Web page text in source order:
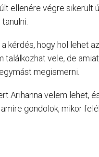
ellenére végre sikerült
kérdés, hogy hol lehet
találkozhat vele, de
megismerni.
Arihanna velem lehet,
gondolok, mikor